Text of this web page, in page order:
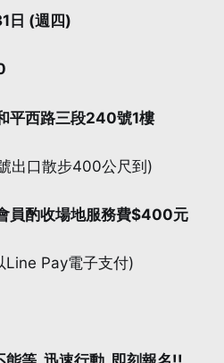
日 (週四)
平西路三段240號1樓
出口散步400公尺到)
員酌收場地服務費$400元
Line Pay電子支付)